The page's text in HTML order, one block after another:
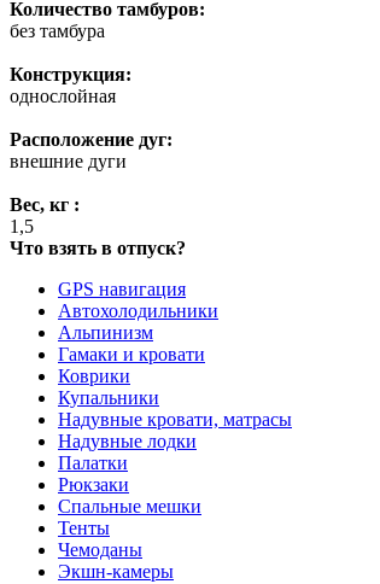
Количество тамбуров:
без тамбура
Конструкция:
однослойная
Расположение дуг:
внешние дуги
Вес, кг :
1,5
Что взять в отпуск?
GPS навигация
Автохолодильники
Альпинизм
Гамаки и кровати
Коврики
Купальники
Надувные кровати, матрасы
Надувные лодки
Палатки
Рюкзаки
Спальные мешки
Тенты
Чемоданы
Экшн-камеры